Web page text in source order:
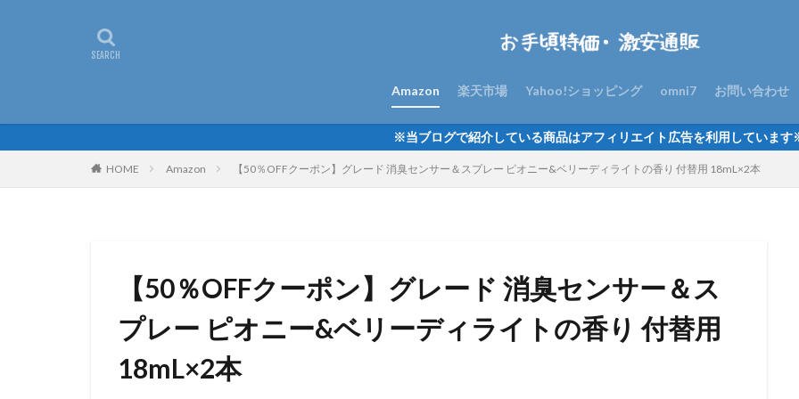
Amazon 楽天市場 Yahoo!ショッピング omni7 お問い合わせ
※当ブログで紹介している商品はアフィリエイト広告を利用していま
HOME Amazon 【50％OFFクーポン】グレード 消臭センサー＆スプレー ピオニー&ベリーディライトの香り 付替用 18mL×2本
【50％OFFクーポン】グレード 消臭センサー＆ス
プレー ピオニー&ベリーディライトの香り 付替用
18mL×2本